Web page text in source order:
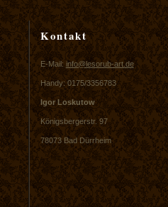
Kontakt
E-Mail: info@lesorub-art.de
Handy: 0175/3356783
Igor Loskutow
Königsbergerstr. 97
78073 Bad Dürrheim